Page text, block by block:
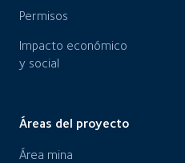
Permisos
Impacto económico
y social
Áreas del proyecto
Área mina